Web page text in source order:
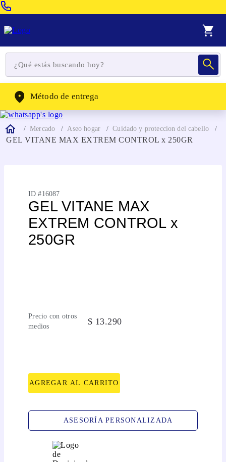
WhatsApp: (302) 262-4104
Método de entrega
Mercado Aseo hogar Cuidado y proteccion del cabello
GEL VITANE MAX EXTREM CONTROL x 250GR
ID #16087
GEL VITANE MAX
EXTREM CONTROL x
250GR
Precio con otros
medios
$ 13.290
AGREGAR AL CARRITO
ASESORÍA PERSONALIZADA